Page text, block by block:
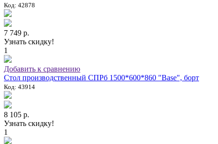
Код: 42878
7 749 р.
Узнать скидку!
1
Добавить к сравнению
Стол производственный СПРб 1500*600*860 "Base", борт
Код: 43914
8 105 р.
Узнать скидку!
1